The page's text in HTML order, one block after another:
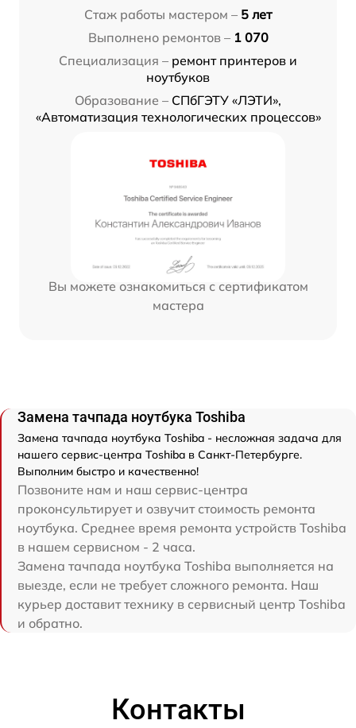
Стаж работы мастером – 5 лет
Выполнено ремонтов – 1 070
Специализация – ремонт принтеров и
ноутбуков
Образование – СПбГЭТУ «ЛЭТИ»,
«Автоматизация технологических процессов»
Вы можете ознакомиться с сертификатом
мастера
Замена тачпада ноутбука Toshiba
Замена тачпада ноутбука Toshiba - несложная задача для
нашего сервис-центра Toshiba в Санкт-Петербурге.
Выполним быстро и качественно!
Позвоните нам и наш сервис-центра
проконсультирует и озвучит стоимость ремонта
ноутбука. Среднее время ремонта устройств Toshiba
в нашем сервисном - 2 часа.
Замена тачпада ноутбука Toshiba выполняется на
выезде, если не требует сложного ремонта. Наш
курьер доставит технику в сервисный центр Toshiba
и обратно.
Контакты